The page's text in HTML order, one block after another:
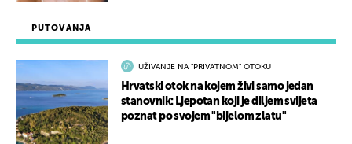
PUTOVANJA
UŽIVANJE NA "PRIVATNOM" OTOKU
Hrvatski otok na kojem živi samo jedan
stanovnik: Ljepotan koji je diljem svijeta
poznat po svojem "bijelom zlatu"